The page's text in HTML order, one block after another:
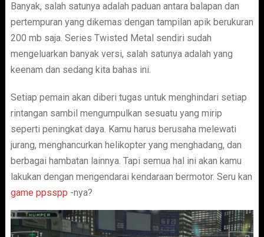
Banyak, salah satunya adalah paduan antara balapan dan
pertempuran yang dikemas dengan tampilan apik berukuran
200 mb saja. Series Twisted Metal sendiri sudah
mengeluarkan banyak versi, salah satunya adalah yang
keenam dan sedang kita bahas ini.
Setiap pemain akan diberi tugas untuk menghindari setiap
rintangan sambil mengumpulkan sesuatu yang mirip
seperti peningkat daya. Kamu harus berusaha melewati
jurang, menghancurkan helikopter yang menghadang, dan
berbagai hambatan lainnya. Tapi semua hal ini akan kamu
lakukan dengan mengendarai kendaraan bermotor. Seru kan
game ppsspp -nya?